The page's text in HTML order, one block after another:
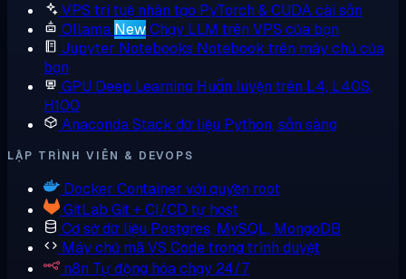
VPS trí tuệ nhân tạo PyTorch & CUDA cài sẵn
Ollama NewChạy LLM trên VPS của bạn
Jupyter Notebooks Notebook trên máy chủ của
bạn
GPU Deep Learning Huấn luyện trên L4, L40S,
H100
AnacondaStack dữ liệu Python, sẵn sàng
LẬP TRÌNH VIÊN & DEVOPS
Docker Container với quyền root
GitLab Git + CI/CD tự host
Cơ sở dữ liệu Postgres, MySQL, MongoDB
Máy chủ mãVS Code trong trình duyệt
n8n Tự động hóa chạy 24/7